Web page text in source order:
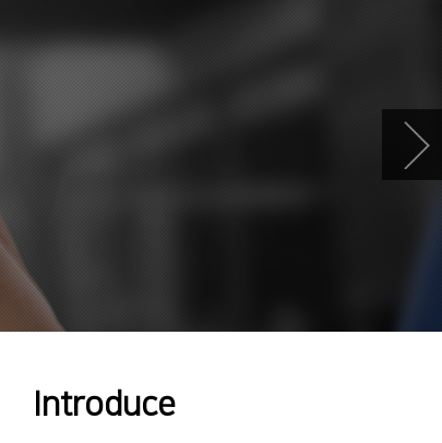
Introduce